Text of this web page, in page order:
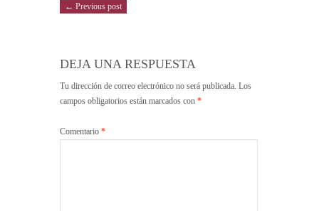
← Previous post
DEJA UNA RESPUESTA
Tu dirección de correo electrónico no será publicada. Los
campos obligatorios están marcados con *
Comentario *